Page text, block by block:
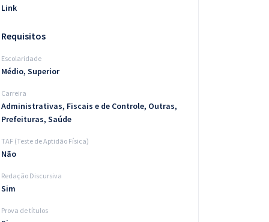
Link
Requisitos
Escolaridade
Médio, Superior
Carreira
Administrativas, Fiscais e de Controle, Outras,
Prefeituras, Saúde
TAF (Teste de Aptidão Física)
Não
Redação Discursiva
Sim
Prova de títulos